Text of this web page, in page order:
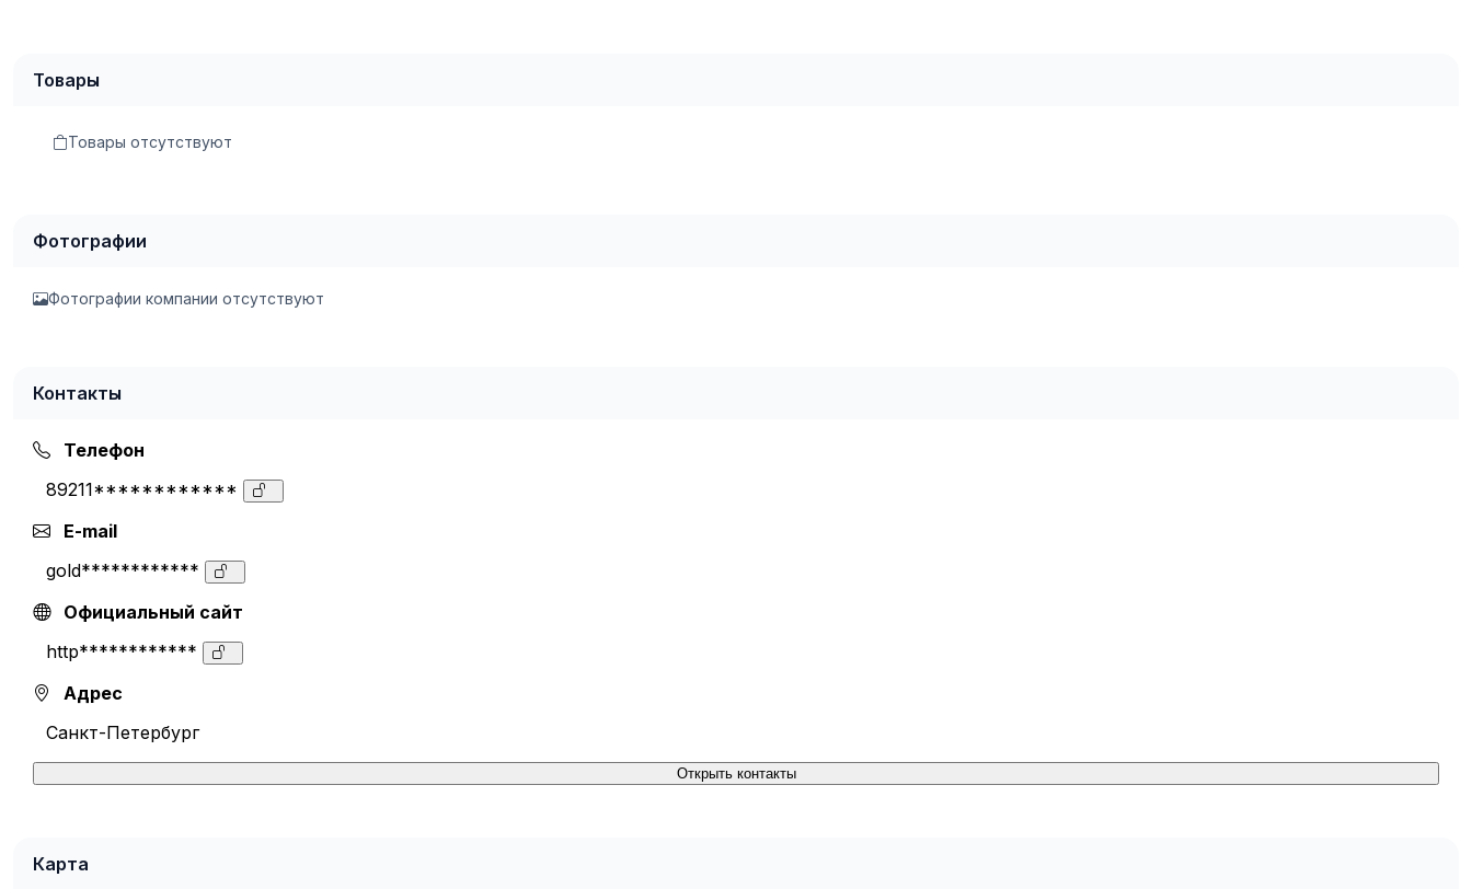
Товары
Товары отсутствуют
Фотографии
Фотографии компании отсутствуют
Контакты
Телефон
89211************
E-mail
gold************
Официальный сайт
http************
Адрес
Санкт-Петербург
Открыть контакты
Карта